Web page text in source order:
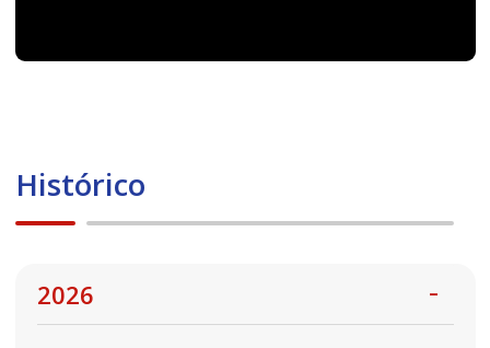
Histórico
2026